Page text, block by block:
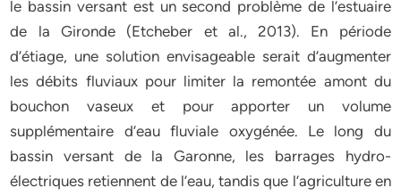
le bassin versant est un second problème de l’estuaire
de la Gironde (Etcheber et al., 2013). En période
d’étiage, une solution envisageable serait d’augmenter
les débits fluviaux pour limiter la remontée amont du
bouchon vaseux et pour apporter un volume
supplémentaire d’eau fluviale oxygénée. Le long du
bassin versant de la Garonne, les barrages hydro-
électriques retiennent de l’eau, tandis que l’agriculture en